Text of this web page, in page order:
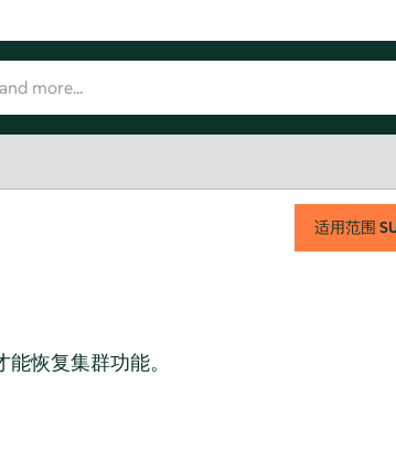
适用范围
恢复集群功能。